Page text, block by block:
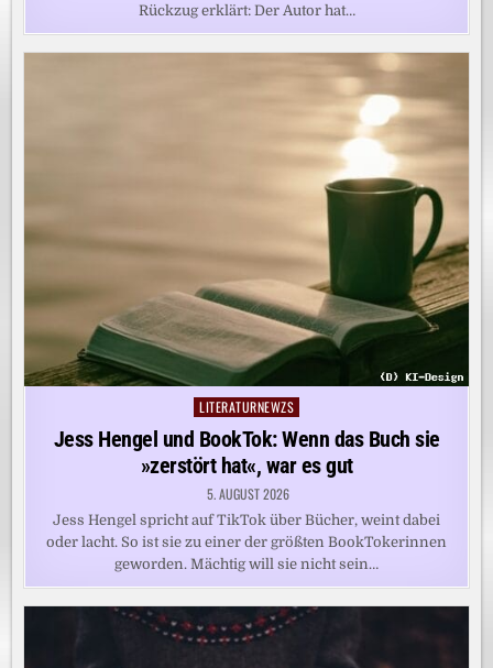
Rückzug erklärt: Der Autor hat…
Posted
in
LITERATURNEWZS
Jess Hengel und BookTok: Wenn das Buch sie
»zerstört hat«, war es gut
5. AUGUST 2026
Jess Hengel spricht auf TikTok über Bücher, weint dabei
oder lacht. So ist sie zu einer der größten BookTokerinnen
geworden. Mächtig will sie nicht sein…